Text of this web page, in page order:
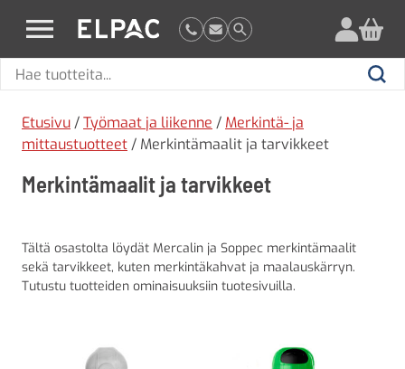
elpac.fi
Hae
Hae
Etusivu /Työmaat ja liikenne / Merkintä- ja
mittaustuotteet / Merkintämaalit ja tarvikkeet
Merkintämaalit ja tarvikkeet
Tältä osastolta löydät Mercalin ja Soppec merkintämaalit
sekä tarvikkeet, kuten merkintäkahvat ja maalauskärryn.
Tutustu tuotteiden ominaisuuksiin tuotesivuilla.